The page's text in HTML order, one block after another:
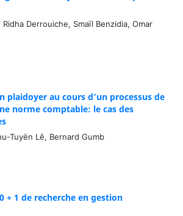
Derrouiche, Smaïl Benzidia, Omar
plaidoyer au cours d’un processus de
norme comptable: le cas des
Tuyën Lê, Bernard Gumb
+ 1 de recherche en gestion